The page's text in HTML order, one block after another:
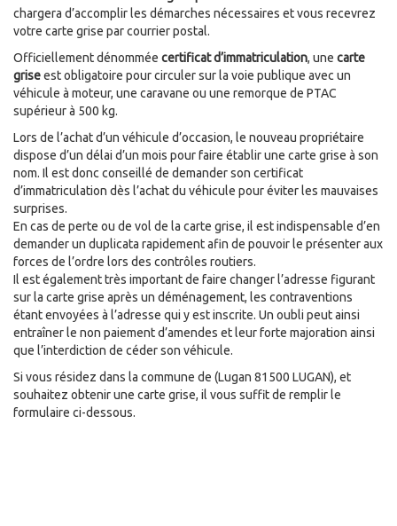
chargera d’accomplir les démarches nécessaires et vous recevrez
votre carte grise par courrier postal.
Officiellement dénommée certificat d’immatriculation, une carte
griseest obligatoire pour circuler sur la voie publique avec un
véhicule à moteur, une caravane ou une remorque de PTAC
supérieur à 500 kg.
Lors de l’achat d’un véhicule d’occasion, le nouveau propriétaire
dispose d’un délai d’un mois pour faire établir une carte grise à son
nom. Il est donc conseillé de demander son certificat
d’immatriculation dès l’achat du véhicule pour éviter les mauvaises
surprises.
En cas de perte ou de vol de la carte grise, il est indispensable d’en
demander un duplicata rapidement afin de pouvoir le présenter aux
forces de l’ordre lors des contrôles routiers.
Il est également très important de faire changer l’adresse figurant
sur la carte grise après un déménagement, les contraventions
étant envoyées à l’adresse qui y est inscrite. Un oubli peut ainsi
entraîner le non paiement d’amendes et leur forte majoration ainsi
que l’interdiction de céder son véhicule.
Si vous résidez dans la commune de (Lugan 81500 LUGAN), et
souhaitez obtenir une carte grise, il vous suffit de remplir le
formulaire ci-dessous.